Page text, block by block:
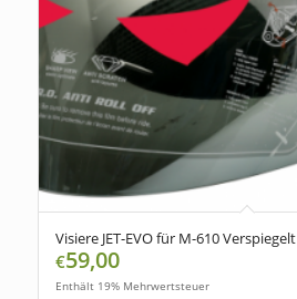
Visiere JET-EVO für M-610 Verspiegelt
€59,00
Enthält 19% Mehrwertsteuer